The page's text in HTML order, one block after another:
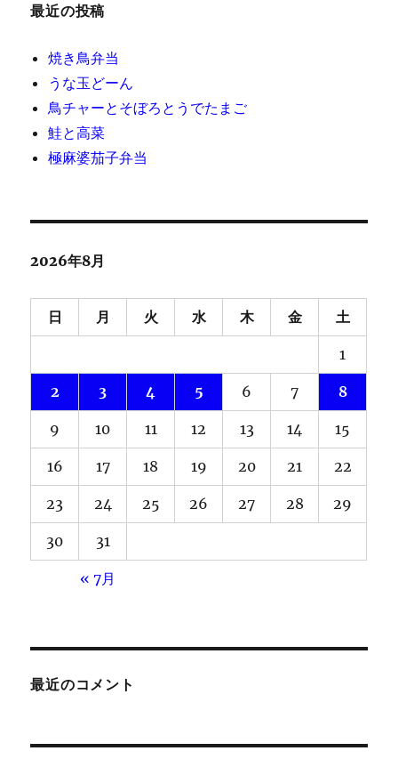
最近の投稿
焼き鳥弁当
うな玉どーん
鳥チャーとそぼろとうでたまご
鮭と高菜
極麻婆茄子弁当
2026年8月
日 月 火 水 木 金 土
1
2 3 4 5 6 7 8
9 10 11 12 13 14 15
16 17 18 19 20 21 22
23 24 25 26 27 28 29
30 31
« 7月
最近のコメント